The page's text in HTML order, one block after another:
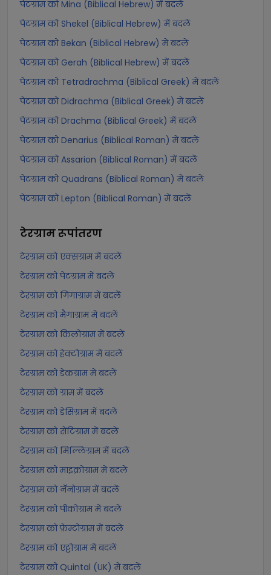
पेटग्राम को Mina (Biblical Hebrew) में बदलें
पेटग्राम को Shekel (Biblical Hebrew) में बदलें
पेटग्राम को Bekan (Biblical Hebrew) में बदलें
पेटग्राम को Gerah (Biblical Hebrew) में बदलें
पेटग्राम को Tetradrachma (Biblical Greek) में बदलें
पेटग्राम को Didrachma (Biblical Greek) में बदलें
पेटग्राम को Drachma (Biblical Greek) में बदलें
पेटग्राम को Denarius (Biblical Roman) में बदलें
पेटग्राम को Assarion (Biblical Roman) में बदलें
पेटग्राम को Quadrans (Biblical Roman) में बदलें
पेटग्राम को Lepton (Biblical Roman) में बदलें
टेरग्रामरूपांतरण
टेरग्राम को एक्सग्राम में बदलें
टेरग्राम को पेटग्राम में बदलें
टेरग्राम को गिगाग्राम में बदलें
टेरग्राम को मैगाग्राम में बदलें
टेरग्राम को किलोग्राम में बदलें
टेरग्राम को हेक्टोग्राम में बदलें
टेरग्राम को डेकग्राम में बदलें
टेरग्राम को ग्राम में बदलें
टेरग्राम को डेसिग्राम में बदलें
टेरग्राम को सेंटिग्राम में बदलें
टेरग्राम को मिल्लिग्राम में बदलें
टेरग्राम को माइक्रोग्राम में बदलें
टेरग्राम को नॅनोग्राम में बदलें
टेरग्राम को पीकोग्राम में बदलें
टेरग्राम को फ़ेम्टोग्राम में बदलें
टेरग्राम को एट्टोग्राम में बदलें
टेरग्राम को Quintal (UK) में बदलें